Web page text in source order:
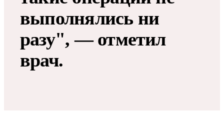
выполнялись ни
разу", — отметил
врач.